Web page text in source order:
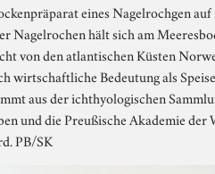
eines Nagelrochgen
Nagelrochen hält sich am
von den atlantischen Küsten
wirtschaftliche Bedeutung als
aus der ichthyologischen
und die Preußische Akademie
PB/SK